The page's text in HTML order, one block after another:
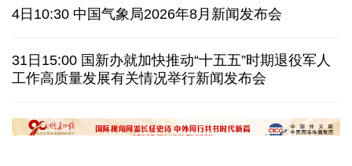
美国上诉法院维持对白宫宴会厅改造项目的暂停令
西班牙要求意大利取消针对性旅客边检 意:不会撤销
4日10:30 中国气象局2026年8月新闻发布会
31日15:00 国新办就加快推动“十五五”时期退役军人
工作高质量发展有关情况举行新闻发布会